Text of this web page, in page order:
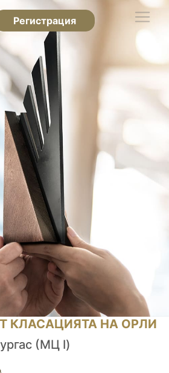
Регистрация
КЛАСАЦИЯТА НА ОРЛИ
(МЦ I)